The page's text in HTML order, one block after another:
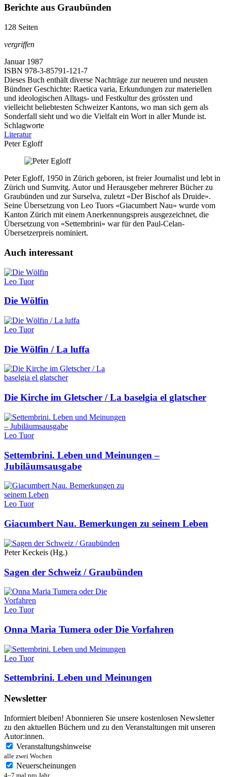
Berichte aus Graubünden
128 Seiten
vergriffen
Januar 1987
ISBN 978-3-85791-121-7
Dieses Buch enthält diverse Nachträge zur neueren und neusten
Bündner Geschichte: Raetica varia, Erkundungen zur materiellen
und ideologischen Alltags- und Festkultur des grössten und
vielleicht beliebtesten Schweizer Kantons, wo man sich gern als
Sonderfall sieht und wo die Vielfalt ein Wort in aller Munde ist.
Schlagworte
Literatur
Peter Egloff
Peter Egloff, 1950 in Zürich geboren, ist freier Journalist und lebt in
Zürich und Sumvitg. Autor und Herausgeber mehrerer Bücher zu
Graubünden und zur Surselva, zuletzt «Der Bischof als Druide».
Seine Übersetzung von Leo Tuors «Giacumbert Nau» wurde vom
Kanton Zürich mit einem Anerkennungspreis ausgezeichnet, die
Übersetzung von «Settembrini» war für den Paul-Celan-
Übersetzerpreis nominiert.
Auch interessant
Leo Tuor
Die Wölfin
Leo Tuor
Die Wölfin / La luffa
Die Kirche im Gletscher / La baselgia el glatscher
Leo Tuor
Settembrini. Leben und Meinungen –
Jubiläumsausgabe
Leo Tuor
Giacumbert Nau. Bemerkungen zu seinem Leben
Peter Keckeis (Hg.)
Sagen der Schweiz / Graubünden
Leo Tuor
Onna Maria Tumera oder Die Vorfahren
Leo Tuor
Settembrini. Leben und Meinungen
Newsletter
Informiert bleiben! Abonnieren Sie unsere kostenlosen Newsletter
zu den aktuellen Büchern und zu den Veranstaltungen mit unseren
Autor:innen.
Veranstaltungshinweise
alle zwei Wochen
Neuerscheinungen
4–7 mal pro Jahr